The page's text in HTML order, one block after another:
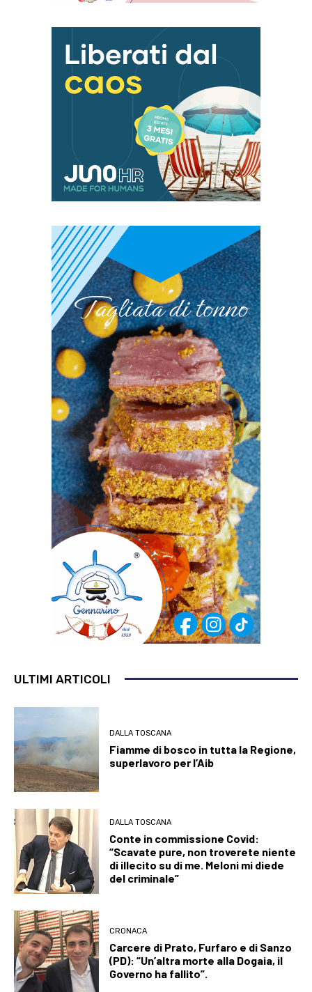
ULTIMI ARTICOLI
DALLA TOSCANA
Fiamme di bosco in tutta la Regione,
superlavoro per l’Aib
DALLA TOSCANA
Conte in commissione Covid:
“Scavate pure, non troverete niente
di illecito su di me. Meloni mi diede
del criminale”
CRONACA
Carcere di Prato, Furfaro e di Sanzo
(PD): “Un’altra morte alla Dogaia, il
Governo ha fallito”.